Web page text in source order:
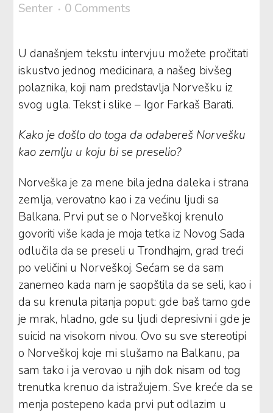
Senter
0 Comments
U današnjem tekstu intervjuu možete pročitati
iskustvo jednog medicinara, a našeg bivšeg
polaznika, koji nam predstavlja Norvešku iz
svog ugla. Tekst i slike – Igor Farkaš Barati.
Kako je došlo do toga da odabereš Norvešku
kao zemlju u koju bi se preselio?
Norveška je za mene bila jedna daleka i strana
zemlja, verovatno kao i za većinu ljudi sa
Balkana. Prvi put se o Norveškoj krenulo
govoriti više kada je moja tetka iz Novog Sada
odlučila da se preseli u Trondhajm, grad treći
po veličini u Norveškoj. Sećam se da sam
zanemeo kada nam je saopštila da se seli, kao i
da su krenula pitanja poput: gde baš tamo gde
je mrak, hladno, gde su ljudi depresivni i gde je
suicid na visokom nivou. Ovo su sve stereotipi
o Norveškoj koje mi slušamo na Balkanu, pa
sam tako i ja verovao u njih dok nisam od tog
trenutka krenuo da istražujem. Sve kreće da se
menja postepeno kada prvi put odlazim u